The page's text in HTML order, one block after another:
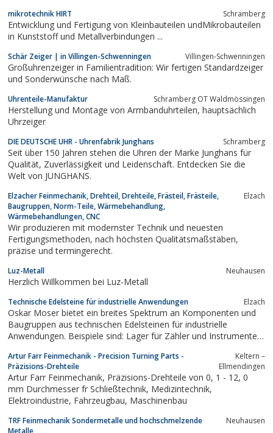
Tage LieferzeitÄtzteile können Stanzteile je nach Bedarfsmenge
voll...
mikrotechnik HIRT Schramberg
Entwicklung und Fertigung von Kleinbauteilen undMikrobauteilen
in Kunststoff und Metallverbindungen ...
Schär Zeiger | in Villingen-Schwenningen Villingen-Schwenningen
Großuhrenzeiger in Familientradition: Wir fertigen Standardzeiger
und Sonderwünsche nach Maß.
Uhrenteile-Manufaktur Schramberg OT Waldmössingen
Herstellung und Montage von Armbanduhrteilen, hauptsächlich
Uhrzeiger
DIE DEUTSCHE UHR - Uhrenfabrik Junghans Schramberg
Seit über 150 Jahren stehen die Uhren der Marke Junghans für
Qualität, Zuverlässigkeit und Leidenschaft. Entdecken Sie die
Welt von JUNGHANS.
Elzacher Feinmechanik, Drehteil, Drehteile, Frästeil, Frästeile,
Baugruppen, Norm-Teile, Wärmebehandlung,
Wärmebehandlungen, CNC
Elzach
Wir produzieren mit modernster Technik und neuesten
Fertigungsmethoden, nach höchsten Qualitätsmaßstäben,
präzise und termingerecht.
Luz-Metall Neuhausen
Herzlich Willkommen bei Luz-Metall
Technische Edelsteine für industrielle Anwendungen Elzach
Oskar Moser bietet ein breites Spektrum an Komponenten und
Baugruppen aus technischen Edelsteinen für industrielle
Anwendungen. Beispiele sind: Lager für Zähler und Instrumente,
Artur Farr Feinmechanik - Precision Turning Parts -
Präzisions-Drehteile
Keltern –
Ellmendingen
Artur Farr Feinmechanik, Präzisions-Drehteile von 0, 1 - 12, 0
mm Durchmesser fr Schließtechnik, Medizintechnik,
Elektroindustrie, Fahrzeugbau, Maschinenbau
TRF Feinmechanik Sondermetalle und hochschmelzende
Metalle
Neuhausen